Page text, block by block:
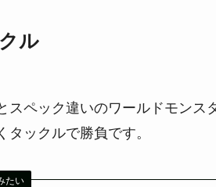
ル
スペック違いのワールドモン
タックルで勝負です。
たい